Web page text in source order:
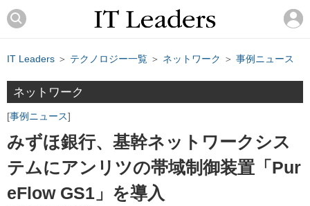
IT Leaders ＞ テクノロジー一覧 ＞ ネットワーク ＞ 事例ニュース
ネットワーク
事例ニュース
みずほ銀行、基幹ネットワークシス
テムにアンリツの帯域制御装置「Pur
eFlow GS1」を導入